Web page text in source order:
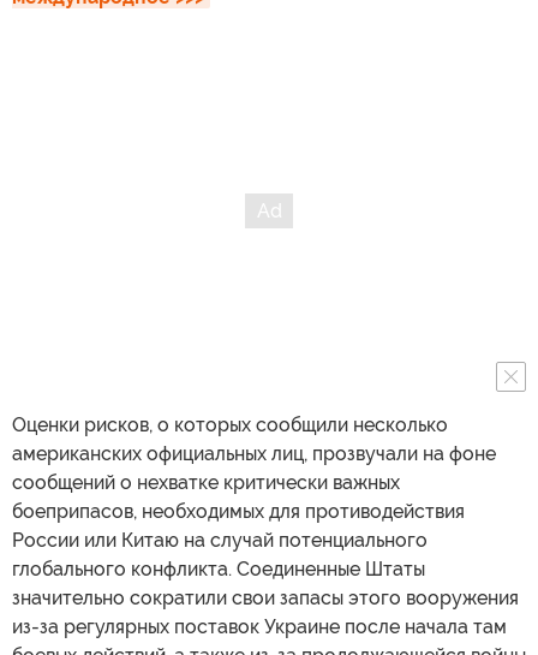
Оценки рисков, о которых сообщили несколько
американских официальных лиц, прозвучали на фоне
сообщений о нехватке критически важных
боеприпасов, необходимых для противодействия
России или Китаю на случай потенциального
глобального конфликта. Соединенные Штаты
значительно сократили свои запасы этого вооружения
из-за регулярных поставок Украине после начала там